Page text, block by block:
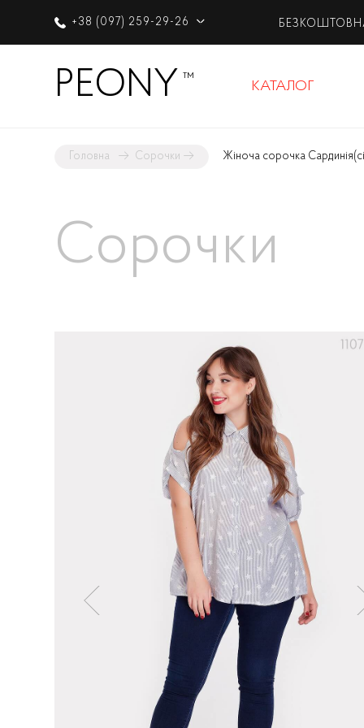
+38 (097) 259-29-26
PEONY ™ КАТАЛОГ
Головна → Сорочки → Жіноча сорочка Сардинія
Сорочки